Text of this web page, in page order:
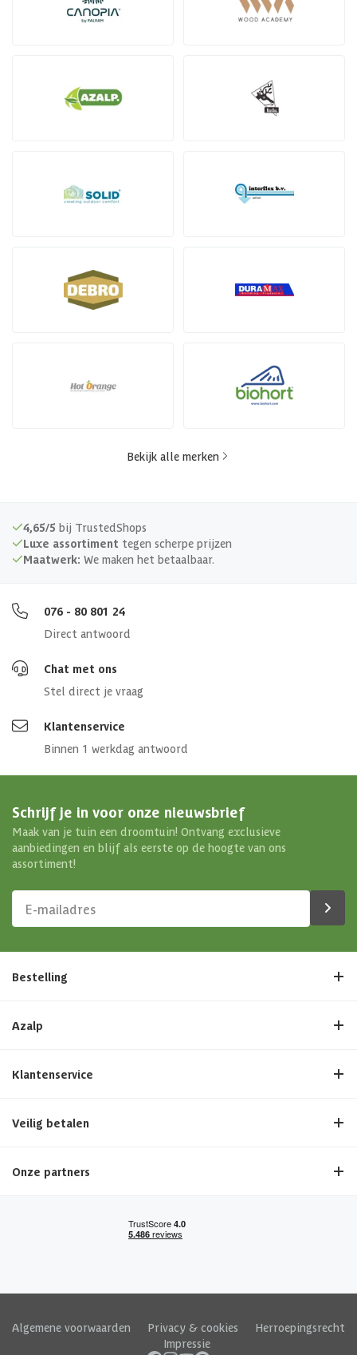
Bekijk alle merken
4,65/5 bij TrustedShops
Luxe assortiment tegen scherpe prijzen
Maatwerk: We maken het betaalbaar.
076 - 80 801 24
Direct antwoord
Chat met ons
Stel direct je vraag
Klantenservice
Binnen 1 werkdag antwoord
Schrijf je in voor onze nieuwsbrief
Maak van je tuin een droomtuin! Ontvang exclusieve
aanbiedingen en blijf als eerste op de hoogte van ons
assortiment!
Bestelling
Azalp
Klantenservice
Veilig betalen
Onze partners
Algemene voorwaarden Privacy & cookies
Herroepingsrecht
Impressie